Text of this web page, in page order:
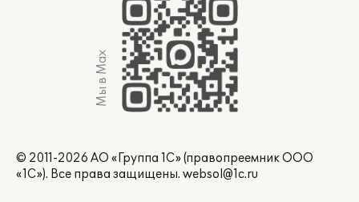
Мы в Max
© 2011-2026 АО «Группа 1С» (правопреемник ООО
«1С»). Все права защищены. websol@1c.ru